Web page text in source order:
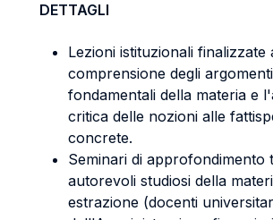
DETTAGLI
Lezioni istituzionali finalizzate
comprensione degli argomenti
fondamentali della materia e
critica delle nozioni alle
concrete.
Seminari di approfondimento
autorevoli studiosi della
estrazione (docenti